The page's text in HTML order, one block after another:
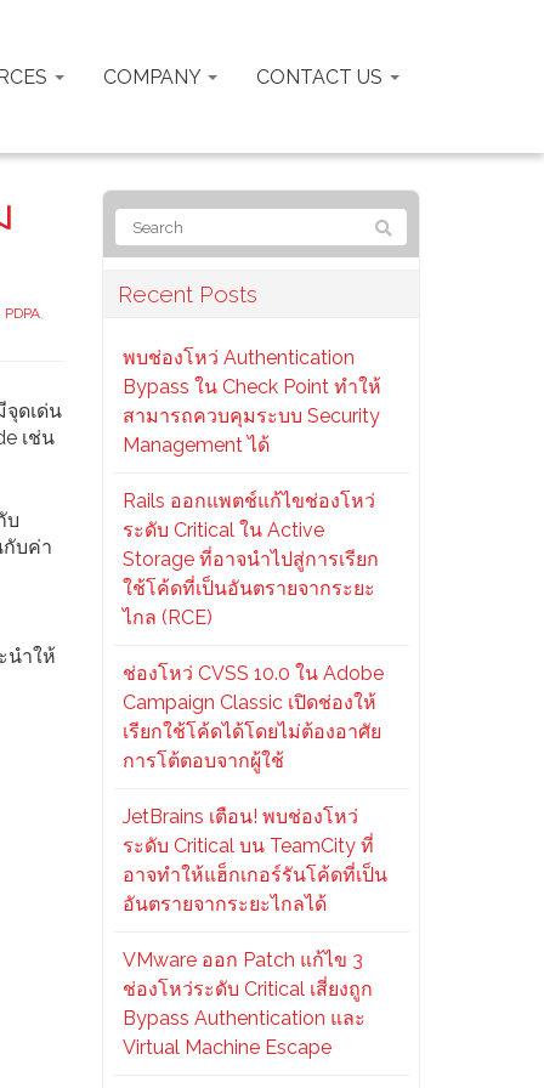
COMPANY CONTACT US
PDPA,
ดเด่น
เช่น
บ
กับค่า
นำให้
Recent Posts
พบช่องโหว่ Authentication
Bypass ใน Check Point ทำให้
สามารถควบคุมระบบ Security
Management ได้
Rails ออกแพตช์แก้ไขช่องโหว่
ระดับ Critical ใน Active
Storage ที่อาจนำไปสู่การเรียก
ใช้โค้ดที่เป็นอันตรายจากระยะ
ไกล (RCE)
ช่องโหว่ CVSS 10.0 ใน Adobe
Campaign Classic เปิดช่องให้
เรียกใช้โค้ดได้โดยไม่ต้องอาศัย
การโต้ตอบจากผู้ใช้
JetBrains เตือน! พบช่องโหว่
ระดับ Critical บน TeamCity ที่
อาจทำให้แฮ็กเกอร์รันโค้ดที่เป็น
อันตรายจากระยะไกลได้
VMware ออก Patch แก้ไข 3
ช่องโหว่ระดับ Critical เสี่ยงถูก
Bypass Authentication และ
Virtual Machine Escape